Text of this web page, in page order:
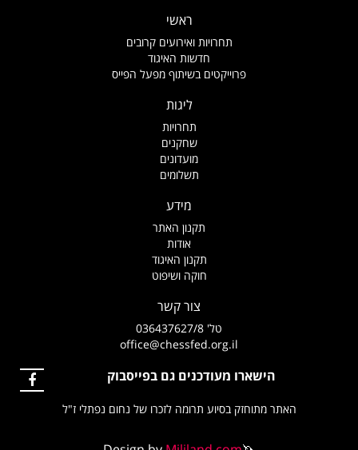
ראשי
תחרויות ואירועים קרובים
חדשות האיגוד
פרוייקטים בשיתוף מפעל הפייס
ליגות
תחרויות
שחקנים
מועדונים
תשלומים
מידע
תקנון האתר
אודות
תקנון האיגוד
חוקה ושיפוט
צור קשר
טל' 036437627/8
office@chessfed.org.il
הישארו מעודכנים גם בפייסבוק
האתר מתוחזק בסיוע תרומה לזכרו של נחום נפתלי ז"ל